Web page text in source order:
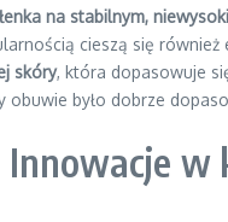
na stabilnym,
cieszą się również
skóry, która dopasowuje
obuwie było dobrze
w